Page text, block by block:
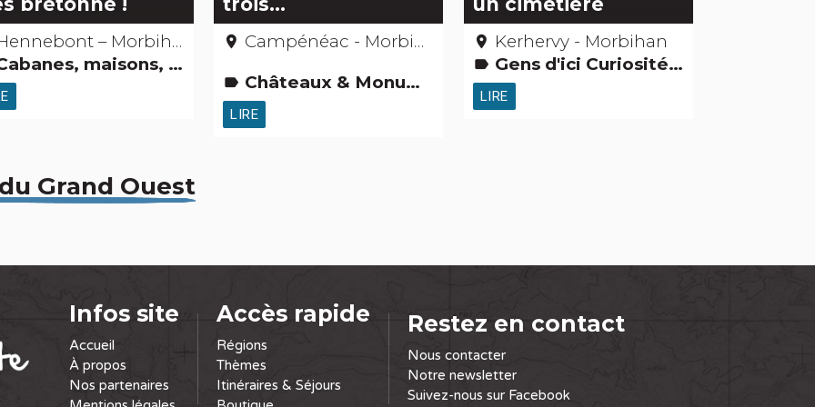
– Morbihan
maisons, igloos, gîtes et cie Jardins, activités de découverte et de loisirs Gens d'ici Activités touristiques, sportives, culturelles
place Campénéac - Morbihan
label Châteaux & Monuments Légendes, histoires & Trésors
LIRE
place Kerhervy - Morbihan
label Gens d'ici Curiosités naturelles Grands sites
LIRE
Grand Ouest
Infos site
Accueil
À propos
Nos partenaires
Accès rapide
Régions
Thèmes
Itinéraires & Séjours
Restez en contact
Nous contacter
Notre newsletter
Suivez-nous sur Facebook